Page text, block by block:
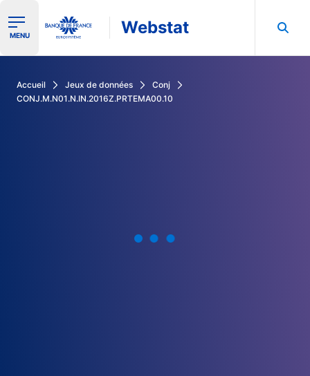
Ouvrir le menu de navigation
MENU Webstat
Accueil Jeux de données
Conj
CONJ.M.N01.N.IN.2016Z.PRTEMA00.10